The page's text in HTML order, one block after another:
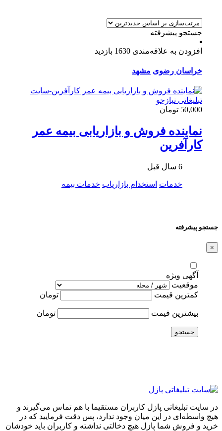
جستجو پیشرفته
افزودن به علاقه‌مندی 1630 بازدید
خراسان رضوی مشهد
50,000 تومان
نماینده فروش و بازاریابی بیمه عمر
کارآفرین
6 سال قبل
خدمات استخدام بازاریاب خدمات بیمه
جستجو پیشرفته
×
آگهی ویژه
موقعیت
کمترین قیمت
تومان
بیشترین قیمت تومان
جستجو
در سایت تبلیغاتی پازل کاربران مستقیما با هم تماس می‌گیرند و
هیچ واسطه‌ای در این میان وجود ندارد، پس دقت فرمایید که در
خرید و فروشِ شما پازل هیچ دخالتی نداشته و کاربران باید خودشان